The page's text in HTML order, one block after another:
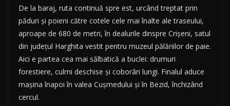
De la baraj, ruta continuă spre est, urcând treptat prin
păduri și poieni către cotele cele mai înalte ale traseului,
aproape de 680 de metri, în dealurile dinspre Crișeni, satul
din județul Harghita vestit pentru muzeul pălăriilor de paie.
Aici e partea cea mai sălbatică a buclei: drumuri
forestiere, culmi deschise și coborâri lungi. Finalul aduce
mașina înapoi în valea Cușmedului și în Bezid, închizând
cercul.